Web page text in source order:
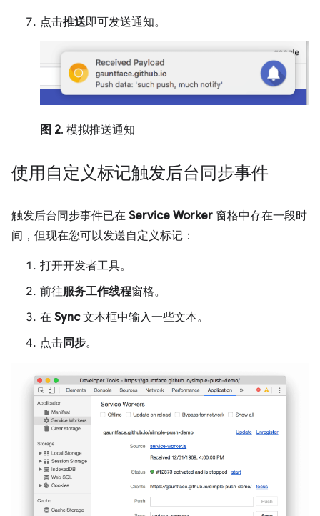
点击推送即可发送通知。
图 2. 模拟推送通知
使用自定义标记触发后台同步事件
触发后台同步事件已在 Service Worker 窗格中存在一段时
间，但现在您可以发送自定义标记：
打开开发者工具。
前往服务工作线程窗格。
在 Sync文本框中输入一些文本。
点击同步。